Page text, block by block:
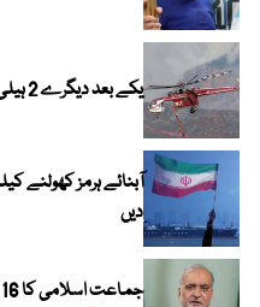
یکے بعد دیگرے 2 ہیلی کاپٹر گر کر تباہ؛ متعدد ہلاکتیں
دیں